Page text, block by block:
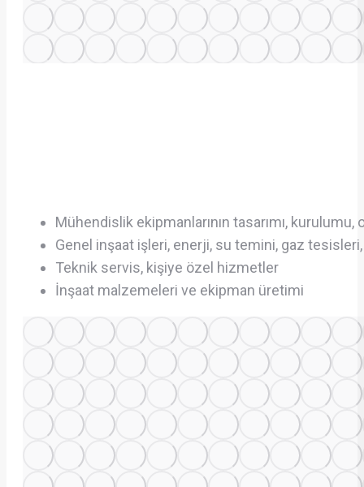
Mühendislik ekipmanlarının tasarımı, kurulumu,
Genel inşaat işleri, enerji, su temini, gaz
Teknik servis, kişiye özel hizmetler
İnşaat malzemeleri ve ekipman üretimi